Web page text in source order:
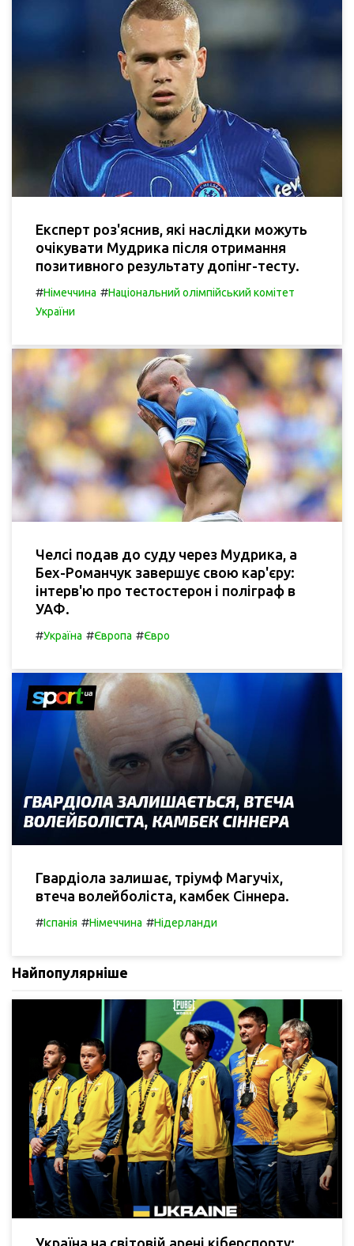
Експерт роз'яснив, які наслідки можуть
очікувати Мудрика після отримання
позитивного результату допінг-тесту.
#Німеччина #Національний олімпійський комітет
України
Челсі подав до суду через Мудрика, а
Бех-Романчук завершує свою кар'єру:
інтерв'ю про тестостерон і поліграф в
УАФ.
#Україна #Європа #Євро
Гвардіола залишає, тріумф Магучіх,
втеча волейболіста, камбек Сіннера.
#Іспанія #Німеччина #Нідерланди
Найпопулярніше